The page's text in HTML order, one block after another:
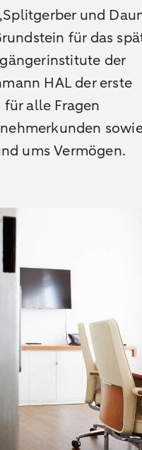
und
für das
der
HAL der erste
alle Fragen
ums Vermögen.